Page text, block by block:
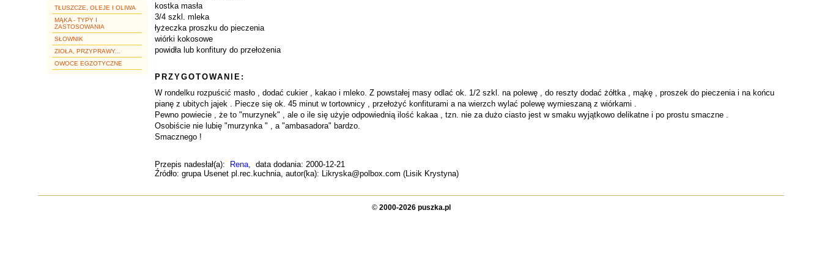
TŁUSZCZE, OLEJE I OLIWA
MĄKA - TYPY I
ZASTOSOWANIA
SŁOWNIK
ZIOŁA, PRZYPRAWY...
OWOCE EGZOTYCZNE
kostka masła
3/4 szkl. mleka
łyżeczka proszku do pieczenia
wiórki kokosowe
powidła lub konfitury do przełożenia
PRZYGOTOWANIE:
W rondelku rozpuścić masło , dodać cukier , kakao i mleko. Z powstałej masy odlać ok. 1/2 szkl. na polewę , do reszty dodać żółtka , mąkę , proszek do pieczenia i na końcu
pianę z ubitych jajek . Piecze się ok. 45 minut w tortownicy , przełożyć konfiturami a na wierzch wylać polewę wymieszaną z wiórkami .
Pewno powiecie , że to "murzynek" , ale o ile się użyje odpowiednią ilość kakaa , tzn. nie za dużo ciasto jest w smaku wyjątkowo delikatne i po prostu smaczne .
Osobiście nie lubię "murzynka " , a "ambasadora" bardzo.
Smacznego !
Przepis nadesłał(a): Rena, data dodania: 2000-12-21
Źródło: grupa Usenet pl.rec.kuchnia, autor(ka): Likryska@polbox.com (Lisik Krystyna)
© 2000-2026 puszka.pl